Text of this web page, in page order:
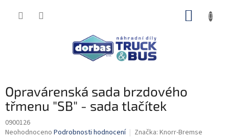
Opravárenská sada brzdového
třmenu "SB" - sada tlačítek
0900126
Průměrné
Neohodnoceno Podrobnosti hodnocení Značka: Knorr-Bremse